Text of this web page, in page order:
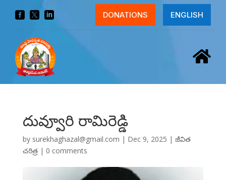
   DONATIONS ENGLISH

దువ్వూరి రామిరెడ్డి
by surekhaghazal@gmail.com | Dec 9, 2025 | జీవిత
చరిత్ర| 0 comments